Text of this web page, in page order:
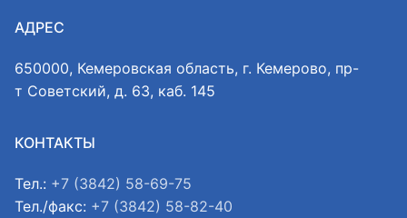
АДРЕС
650000, Кемеровская область, г. Кемерово, пр-
т Советский, д. 63, каб. 145
КОНТАКТЫ
Тел.: +7 (3842) 58-69-75
Тел./факс: +7 (3842) 58-82-40